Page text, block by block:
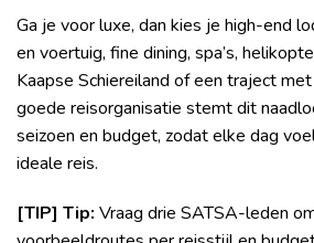
Ga je voor luxe, dan kies je high-end
en voertuig, fine dining, spa’s,
Kaapse Schiereiland of een traject
goede reisorganisatie stemt dit
seizoen en budget, zodat elke dag
ideale reis.
[TIP] Tip: Vraag drie SATSA-leden